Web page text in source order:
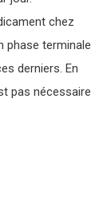
chez
phase terminale
derniers. En
pas nécessaire